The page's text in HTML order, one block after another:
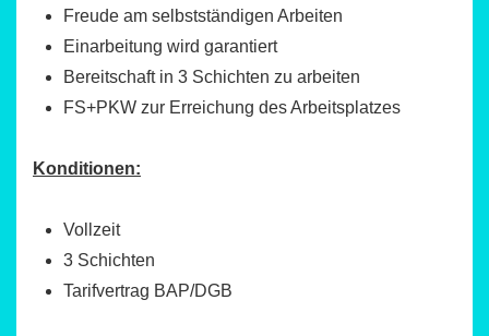
Freude am selbstständigen Arbeiten
Einarbeitung wird garantiert
Bereitschaft in 3 Schichten zu arbeiten
FS+PKW zur Erreichung des Arbeitsplatzes
Konditionen:
Vollzeit
3 Schichten
Tarifvertrag BAP/DGB